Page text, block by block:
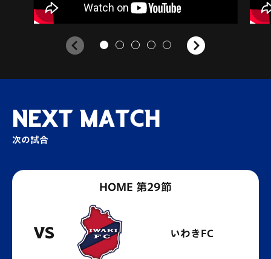
NEXT MATCH
次の試合
HOME 第29節
VS いわきFC